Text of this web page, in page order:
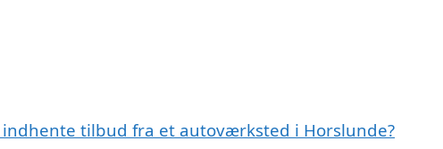
tilbud fra et autoværksted i Horslunde?